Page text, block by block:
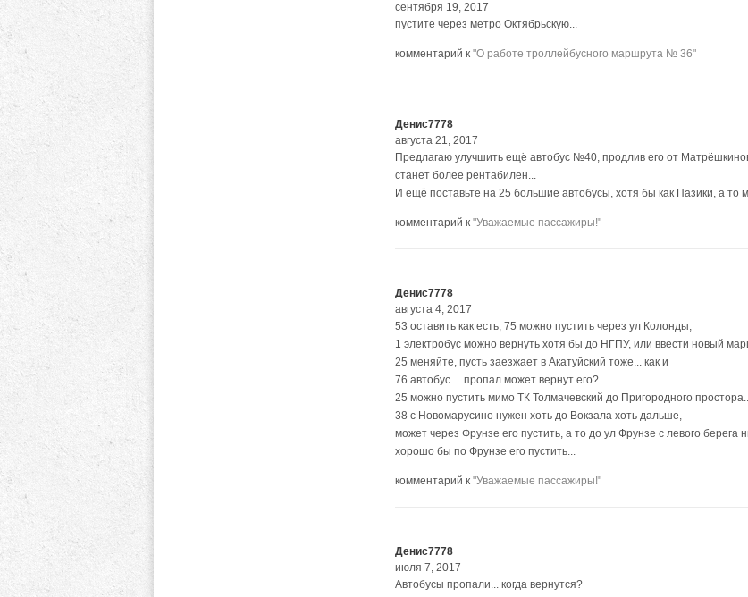
сентября 19, 2017
пустите через метро Октябрьскую...
комментарий к "О работе троллейбусного маршрута № 36"
Денис7778
августа 21, 2017
Предлагаю улучшить ещё автобус №40, продлив его от
станет более рентабилен...
И ещё поставьте на 25 большие автобусы, хотя бы как Пазики, а то
комментарий к "Уважаемые пассажиры!"
Денис7778
августа 4, 2017
53 оставить как есть, 75 можно пустить через ул Колонды,
1 электробус можно вернуть хотя бы до НГПУ, или ввести новый
25 меняйте, пусть заезжает в Акатуйский тоже... как и
76 автобус ... пропал может вернут его?
25 можно пустить мимо ТК Толмачевский до Пригородного
38 с Новомарусино нужен хоть до Вокзала хоть дальше,
может через Фрунзе его пустить, а то до ул Фрунзе с левого берега
хорошо бы по Фрунзе его пустить...
комментарий к "Уважаемые пассажиры!"
Денис7778
июля 7, 2017
Автобусы пропали... когда вернутся?